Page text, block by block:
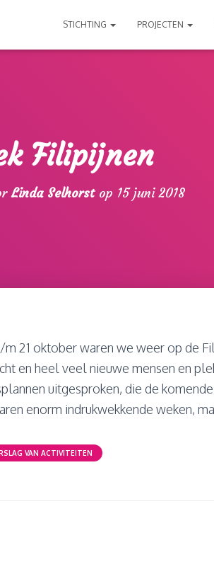
STICHTING PROJECTEN
Filipijnen
Linda Selhorstop 15 juni 2018
21 oktober waren we weer op de
en heel veel nieuwe mensen en
uitgesproken, die de
enorm indrukwekkende weken,
VAN ACTIVITEITEN